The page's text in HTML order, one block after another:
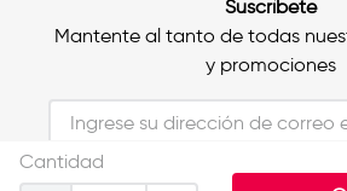
Cantidad
Suscríbete
Mantente al tanto de todas
y promociones
Al unirte aceptas nuestros